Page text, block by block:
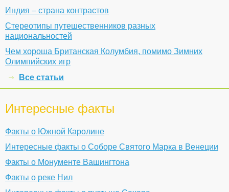
Индия – страна контрастов
Стереотипы путешественников разных
национальностей
Чем хороша Британская Колумбия, помимо Зимних
Олимпийских игр
Все статьи
Интересные факты
Факты о Южной Каролине
Интересные факты о Соборе Святого Марка в Венеции
Факты о Монументе Вашингтона
Факты о реке Нил